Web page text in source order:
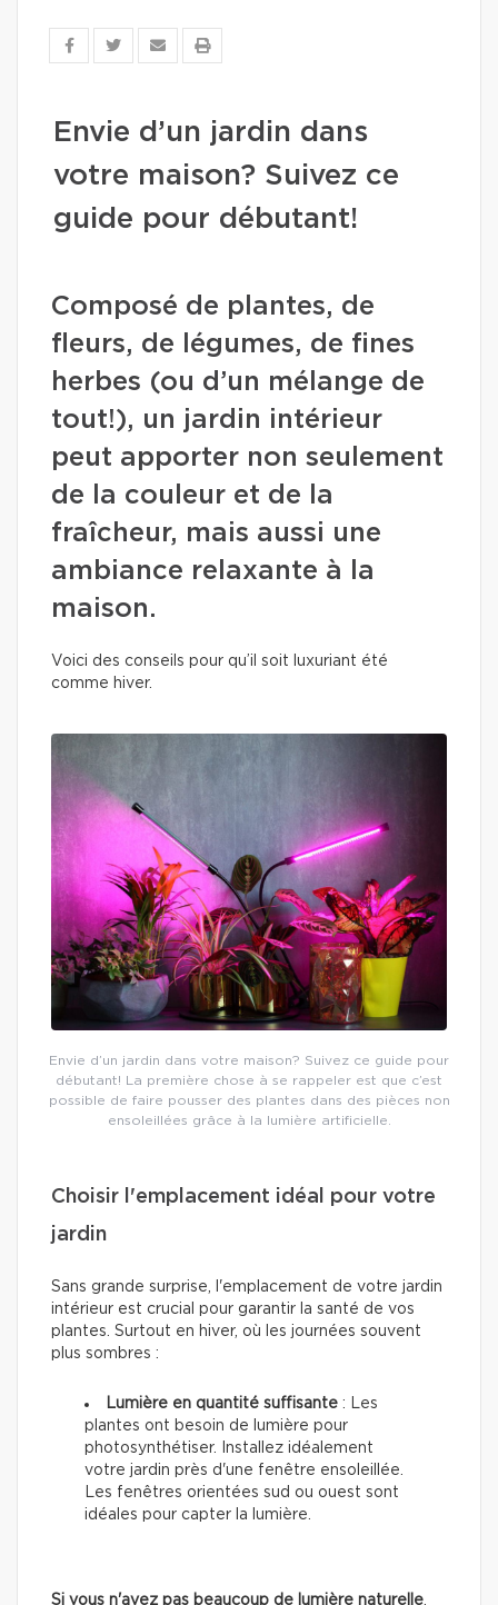
Envie d’un jardin dans
votre maison? Suivez ce
guide pour débutant!
Composé de plantes, de
fleurs, de légumes, de fines
herbes (ou d’un mélange de
tout!), un jardin intérieur
peut apporter non seulement
de la couleur et de la
fraîcheur, mais aussi une
ambiance relaxante à la
maison.
Voici des conseils pour qu’il soit luxuriant été
comme hiver.
Envie d’un jardin dans votre maison? Suivez ce guide pour
débutant! La première chose à se rappeler est que c’est
possible de faire pousser des plantes dans des pièces non
ensoleillées grâce à la lumière artificielle.
Choisir l'emplacement idéal pour votre
jardin
Sans grande surprise, l'emplacement de votre jardin
intérieur est crucial pour garantir la santé de vos
plantes. Surtout en hiver, où les journées souvent
plus sombres :
Lumière en quantité suffisante : Les
plantes ont besoin de lumière pour
photosynthétiser. Installez idéalement
votre jardin près d'une fenêtre ensoleillée.
Les fenêtres orientées sud ou ouest sont
idéales pour capter la lumière.
Si vous n'avez pas beaucoup de lumière naturelle